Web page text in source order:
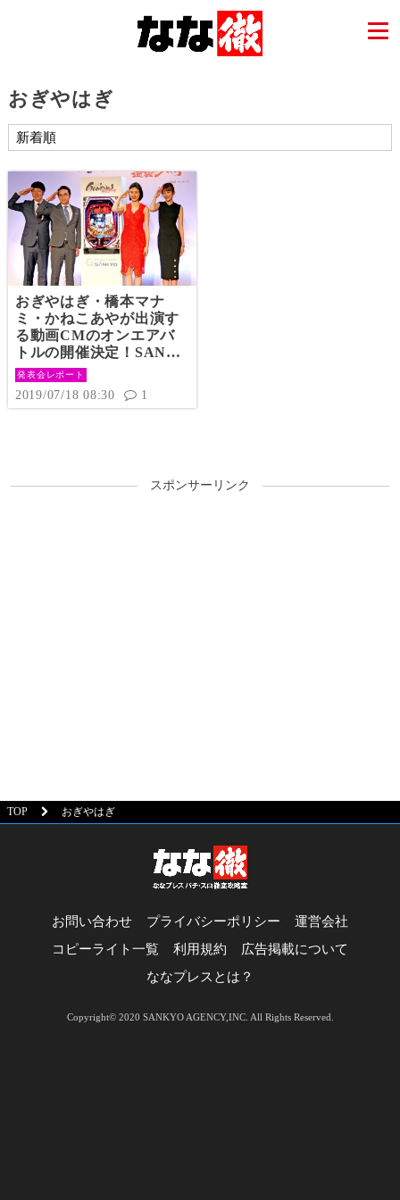
おぎやはぎ
おぎやはぎ・橋本マナ
ミ・かねこあやが出演す
る動画CMのオンエアバ
トルの開催決定！SANKY
Oが「フィーバー機動戦
士ガンダム逆襲のシャ
ア」を発表！
発表会レポート
2019/07/18 08:30 1
スポンサーリンク
TOP おぎやはぎ
お問い合わせ プライバシーポリシー
運営会社
コピーライト一覧
利用規約
広告掲載について
ななプレスとは？
Copyright© 2020 SANKYO AGENCY,INC. All Rights Reserved.